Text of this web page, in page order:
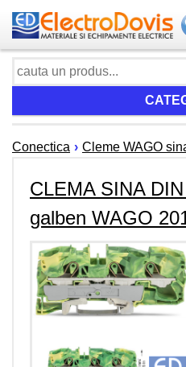
Conectica › Cleme WAGO
CLEMA SINA
galben WAGO